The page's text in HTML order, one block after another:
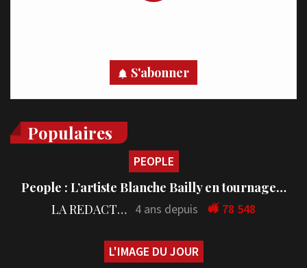
S'abonner
Populaires
PEOPLE
People : L’artiste Blanche Bailly en tournage…
LA REDACTION 4 ans depuis 78 548
L'IMAGE DU JOUR